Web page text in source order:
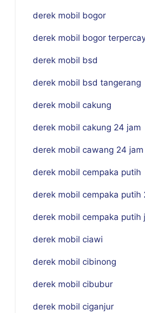
derek mobil bogor
derek mobil bogor
derek mobil bsd
derek mobil bsd tangerang
derek mobil cakung
derek mobil cakung 24 jam
derek mobil cawang 24 jam
derek mobil cempaka putih
derek mobil cempaka putih
derek mobil cempaka putih
derek mobil ciawi
derek mobil cibinong
derek mobil cibubur
derek mobil ciganjur